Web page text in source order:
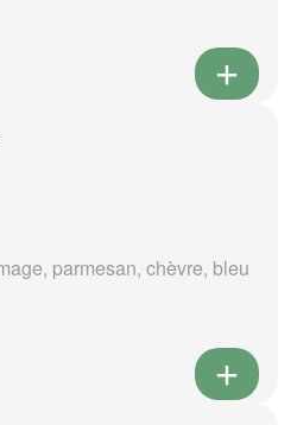
parmesan, chèvre, bleu